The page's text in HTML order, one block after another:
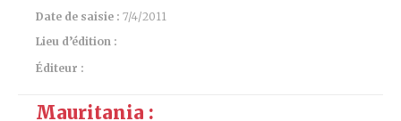
Date de saisie : 7/4/2011
Lieu d’édition :
Éditeur :
Mauritania :